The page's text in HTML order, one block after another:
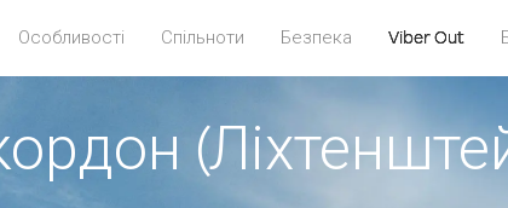
Особливості Спільноти Безпека Viber Out